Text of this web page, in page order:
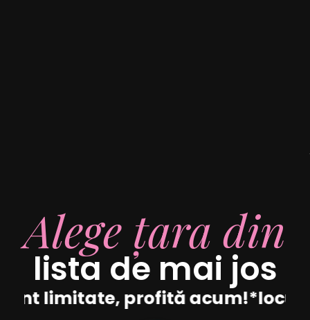
Alege țara din
lista de mai jos
limitate, profită acum!